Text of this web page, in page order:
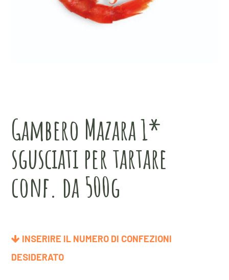
Gambero Mazara 1*
sgusciati per tartare
conf. da 500g
INSERIRE IL NUMERO DI CONFEZIONI
DESIDERATO